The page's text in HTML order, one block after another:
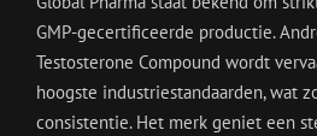
GMP-gecertificeerde productie.
Testosterone Compound wordt
hoogste industriestandaarden, wat
consistentie. Het merk geniet een